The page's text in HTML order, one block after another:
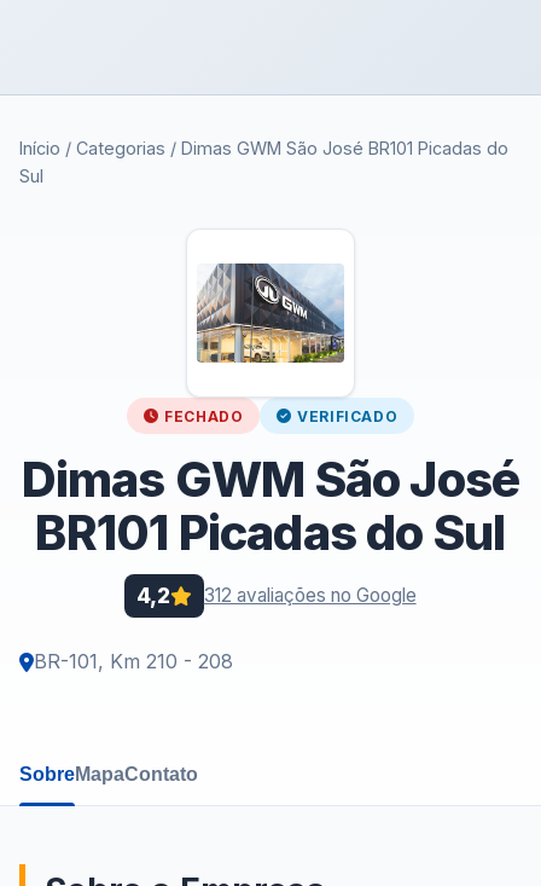
Início / Categorias / Dimas GWM São José BR101 Picadas do
Sul
FECHADO VERIFICADO
Dimas GWM São José
BR101 Picadas do Sul
4,2 312 avaliações no Google
BR-101, Km 210 - 208
SobreMapaContato